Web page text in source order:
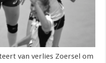
van verlies Zoersel om